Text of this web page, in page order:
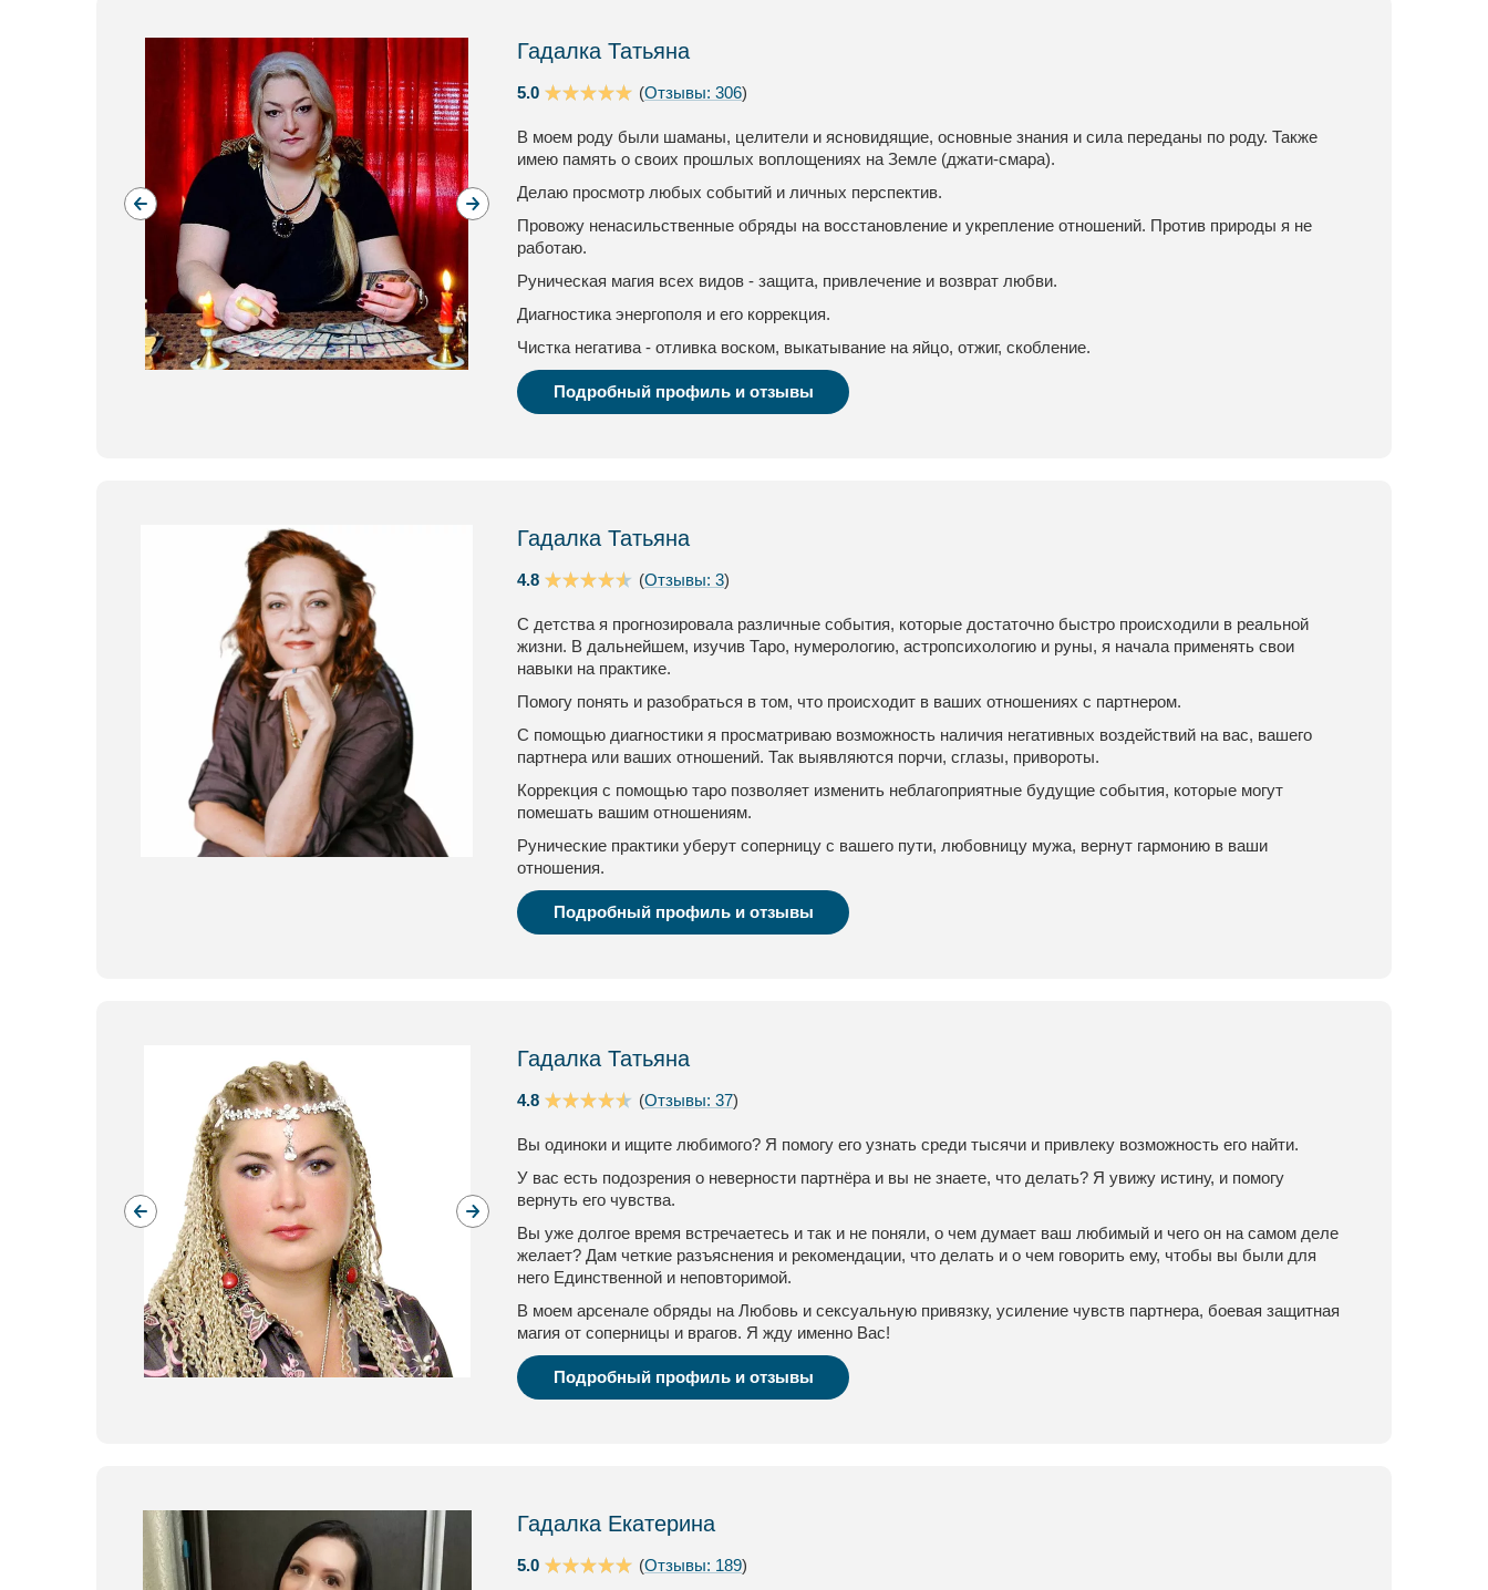
Гадалка Татьяна
5.0 (Отзывы: 306)
В моем роду были шаманы, целители и ясновидящие, основные знания и сила переданы по роду. Также
имею память о своих прошлых воплощениях на Земле (джати-смара).
Делаю просмотр любых событий и личных перспектив.
Провожу ненасильственные обряды на восстановление и укрепление отношений. Против природы я не
работаю.
Руническая магия всех видов - защита, привлечение и возврат любви.
Диагностика энергополя и его коррекция.
Чистка негатива - отливка воском, выкатывание на яйцо, отжиг, скобление.
Подробный профиль и отзывы
Гадалка Татьяна
4.8 (Отзывы: 3)
С детства я прогнозировала различные события, которые достаточно быстро происходили в реальной
жизни. В дальнейшем, изучив Таро, нумерологию, астропсихологию и руны, я начала применять свои
навыки на практике.
Помогу понять и разобраться в том, что происходит в ваших отношениях с партнером.
С помощью диагностики я просматриваю возможность наличия негативных воздействий на вас, вашего
партнера или ваших отношений. Так выявляются порчи, сглазы, привороты.
Коррекция с помощью таро позволяет изменить неблагоприятные будущие события, которые могут
помешать вашим отношениям.
Рунические практики уберут соперницу с вашего пути, любовницу мужа, вернут гармонию в ваши
отношения.
Подробный профиль и отзывы
Гадалка Татьяна
4.8 (Отзывы: 37)
Вы одиноки и ищите любимого? Я помогу его узнать среди тысячи и привлеку возможность его найти.
У вас есть подозрения о неверности партнёра и вы не знаете, что делать? Я увижу истину, и помогу
вернуть его чувства.
Вы уже долгое время встречаетесь и так и не поняли, о чем думает ваш любимый и чего он на самом деле
желает? Дам четкие разъяснения и рекомендации, что делать и о чем говорить ему, чтобы вы были для
него Единственной и неповторимой.
В моем арсенале обряды на Любовь и сексуальную привязку, усиление чувств партнера, боевая защитная
магия от соперницы и врагов. Я жду именно Вас!
Подробный профиль и отзывы
Гадалка Екатерина
5.0 (Отзывы: 189)